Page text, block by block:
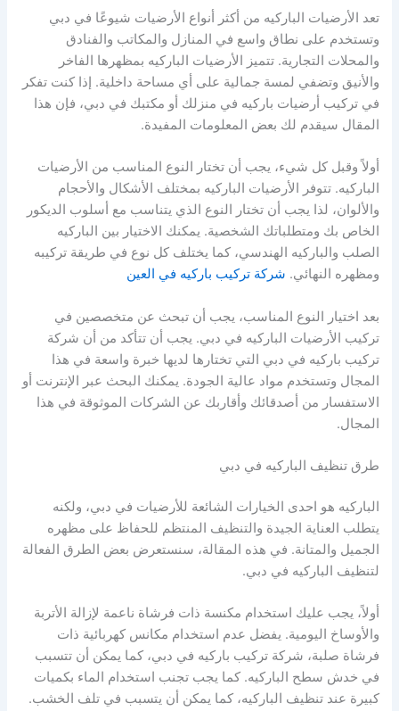
تعد الأرضيات الباركيه من أكثر أنواع الأرضيات شيوعًا في دبي
وتستخدم على نطاق واسع في المنازل والمكاتب والفنادق
والمحلات التجارية. تتميز الأرضيات الباركيه بمظهرها الفاخر
والأنيق وتضفي لمسة جمالية على أي مساحة داخلية. إذا كنت تفكر
في تركيب أرضيات باركيه في منزلك أو مكتبك في دبي، فإن هذا
المقال سيقدم لك بعض المعلومات المفيدة.
أولاً وقبل كل شيء، يجب أن تختار النوع المناسب من الأرضيات
الباركيه. تتوفر الأرضيات الباركيه بمختلف الأشكال والأحجام
والألوان، لذا يجب أن تختار النوع الذي يتناسب مع أسلوب الديكور
الخاص بك ومتطلباتك الشخصية. يمكنك الاختيار بين الباركيه
الصلب والباركيه الهندسي، كما يختلف كل نوع في طريقة تركيبه
ومظهره النهائي. شركة تركيب باركيه في العين
بعد اختيار النوع المناسب، يجب أن تبحث عن متخصصين في
تركيب الأرضيات الباركيه في دبي. يجب أن تتأكد من أن شركة
تركيب باركيه في دبي التي تختارها لديها خبرة واسعة في هذا
المجال وتستخدم مواد عالية الجودة. يمكنك البحث عبر الإنترنت أو
الاستفسار من أصدقائك وأقاربك عن الشركات الموثوقة في هذا
المجال.
طرق تنظيف الباركيه في دبي
الباركيه هو احدى الخيارات الشائعة للأرضيات في دبي، ولكنه
يتطلب العناية الجيدة والتنظيف المنتظم للحفاظ على مظهره
الجميل والمتانة. في هذه المقالة، سنستعرض بعض الطرق الفعالة
لتنظيف الباركيه في دبي.
أولاً، يجب عليك استخدام مكنسة ذات فرشاة ناعمة لإزالة الأتربة
والأوساخ اليومية. يفضل عدم استخدام مكانس كهربائية ذات
فرشاة صلبة، شركة تركيب باركيه في دبي، كما يمكن أن تتسبب
في خدش سطح الباركيه. كما يجب تجنب استخدام الماء بكميات
كبيرة عند تنظيف الباركيه، كما يمكن أن يتسبب في تلف الخشب.